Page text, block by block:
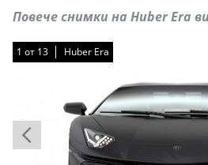
Повече снимки на Huber Era
1 от 13 Huber Era
1 от 13 Huber Era
1 от 13 Huber Era
1 от 13 Huber Era
1 от 13 Huber Era
1 от 13 Huber Era
1 от 13 Huber Era
1 от 13 Huber Era
1 от 13 Huber Era
1 от 13 Huber Era
1 от 13 Huber Era
1 от 13 Huber Era
1 от 13 Huber Era